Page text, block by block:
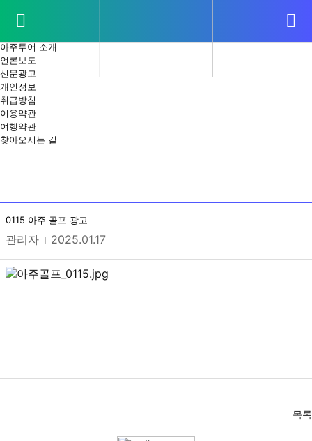
회사소개
아주투어 소개
언론보도
신문광고
개인정보
취급방침
이용약관
여행약관
찾아오시는 길
0115 아주 골프 광고
관리자 2025.01.17
목록